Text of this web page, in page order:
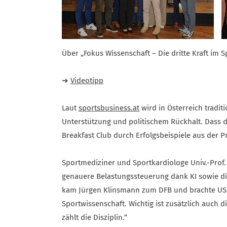
Über „Fokus Wissenschaft – Die dritte Kraft
➔ Videotipp
Lautsportsbusiness.atwird in Österreich
Unterstützung und politischem Rückhalt. Dass
Breakfast Club durch Erfolgsbeispiele aus der
Sportmediziner und Sportkardiologe Univ.-
genauere Belastungssteuerung dank KI sowie
kam Jürgen Klinsmann zum DFB und brachte
Sportwissenschaft. Wichtig ist zusätzlich auch
zählt die Disziplin.“